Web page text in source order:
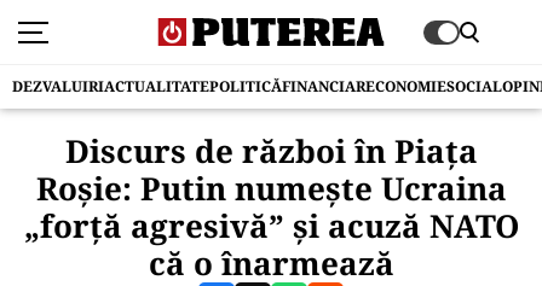
DEZVALUIRIACTUALITATEPOLITICĂFINANCIARECONOMIESOCIAL
Discurs de război în Piața
Roșie: Putin numește Ucraina
„forță agresivă” și acuză NATO
că o înarmează